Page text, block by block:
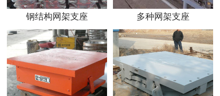
钢结构网架支座 多种网架支座